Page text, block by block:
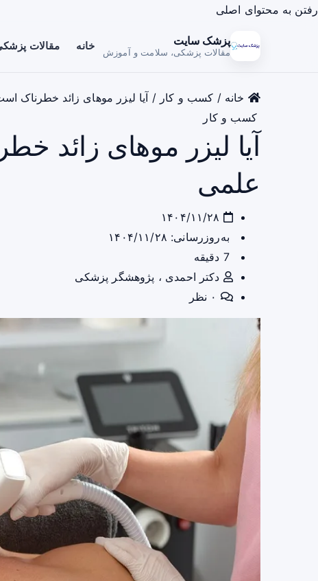
رفتن به محتوای اصلی
پزشک سایت
مقالات پزشکی، سلامت و آموزش خانه مقالات
خانه / کسب و کار / آیا لیزر موهای زائد خطرناک
کسب و کار
آیا لیزر موهای زائد
علمی
به‌روزرسانی: ۱۴۰۴/۱۱/۲۸
7 دقیقه
دکتر احمدی ، پژوهشگر پزشکی